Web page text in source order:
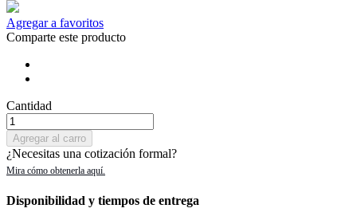
Agregar a favoritos
Comparte este producto
Cantidad
Agregar al carro
¿Necesitas una cotización formal?
Disponibilidad y tiempos de entrega